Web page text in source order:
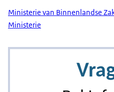
Ministerie van Binnenlandse
Ministerie